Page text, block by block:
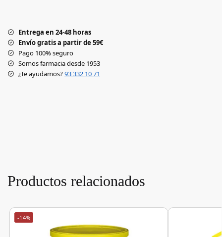
Entrega en 24-48 horas
Envío gratis a partir de 59€
Pago 100% seguro
Somos farmacia desde 1953
¿Te ayudamos?93 332 10 71
Productos relacionados
-14%